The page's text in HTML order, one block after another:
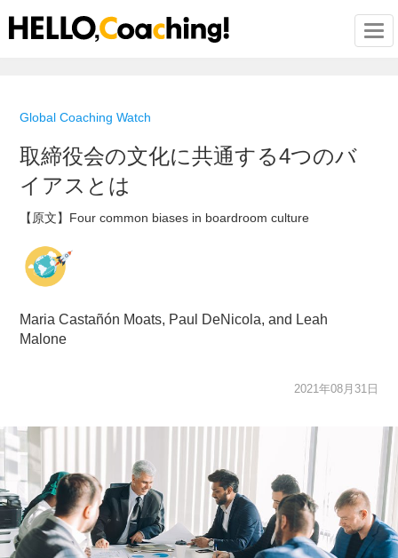
Global Coaching Watch
取締役会の文化に共通する4つのバ
イアスとは
【原文】Four common biases in boardroom culture
Maria Castañón Moats, Paul DeNicola, and Leah
Malone
2021年08月31日